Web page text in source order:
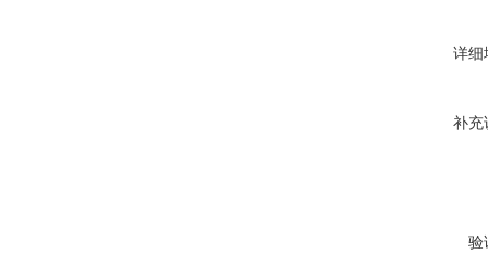
详细
补充
验